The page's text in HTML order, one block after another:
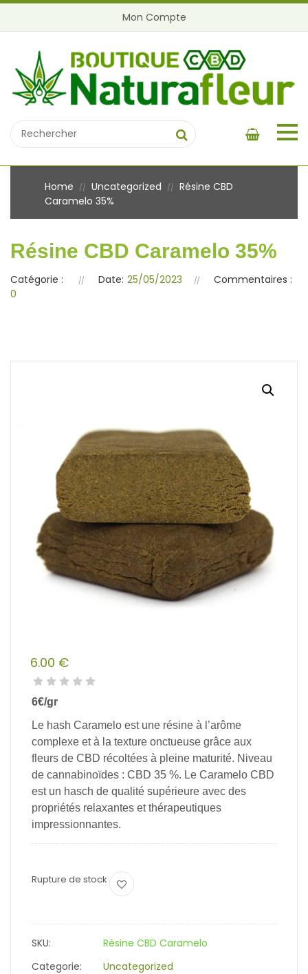
Mon Compte
Home // Uncategorized // Résine CBD
Caramelo 35%
Résine CBD Caramelo 35%
Catégorie : Date: 25/05/2023
Commentaires :
0
6.00 €
6€/gr
Le hash Caramelo est une résine à l’arôme
complexe et à la texture onctueuse grâce aux
fleurs de CBD récoltées à pleine maturité. Niveau
de cannabinoïdes : CBD 35 %. Le Caramelo CBD
est un hasch de qualité supérieure avec des
propriétés relaxantes et thérapeutiques
impressionnantes.
Rupture de stock
SKU:
Résine CBD Caramelo
Categorie:
Uncategorized